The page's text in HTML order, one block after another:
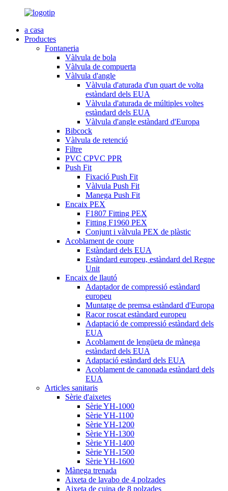
a casa
Productes
Fontaneria
Vàlvula de bola
Vàlvula de compuerta
Vàlvula d'angle
Vàlvula d'aturada d'un quart de volta
estàndard dels EUA
Vàlvula d'aturada de múltiples voltes
estàndard dels EUA
Vàlvula d'angle estàndard d'Europa
Bibcock
Vàlvula de retenció
Filtre
PVC CPVC PPR
Push Fit
Fixació Push Fit
Vàlvula Push Fit
Manega Push Fit
Encaix PEX
F1807 Fitting PEX
Fitting F1960 PEX
Conjunt i vàlvula PEX de plàstic
Acoblament de coure
Estàndard dels EUA
Estàndard europeu, estàndard del Regne
Unit
Encaix de llautó
Adaptador de compressió estàndard
europeu
Muntatge de premsa estàndard d'Europa
Racor roscat estàndard europeu
Adaptació de compressió estàndard dels
EUA
Acoblament de lengüeta de mànega
estàndard dels EUA
Adaptació estàndard dels EUA
Acoblament de canonada estàndard dels
EUA
Articles sanitaris
Sèrie d'aixetes
Sèrie YH-1000
Sèrie YH-1100
Sèrie YH-1200
Sèrie YH-1300
Sèrie YH-1400
Sèrie YH-1500
Sèrie YH-1600
Mànega trenada
Aixeta de lavabo de 4 polzades
Aixeta de cuina de 8 polzades